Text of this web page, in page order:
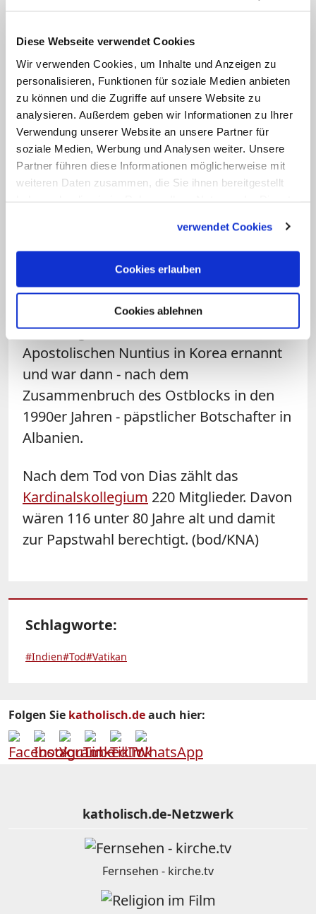
Diese Webseite verwendet Cookies
Wir verwenden Cookies, um Inhalte und Anzeigen zu
personalisieren, Funktionen für soziale Medien anbieten
zu können und die Zugriffe auf unsere Website zu
analysieren. Außerdem geben wir Informationen zu Ihrer
Verwendung unserer Website an unsere Partner für
soziale Medien, Werbung und Analysen weiter. Unsere
Partner führen diese Informationen möglicherweise mit
weiteren Daten zusammen, die Sie ihnen bereitgestellt
verwendet Cookies
Cookies erlauben
Cookies ablehnen
Eifer" und Beitrag für den "geistlichen
und physischen Wiederaufbau der
leidenden Kirche in Albanien" hervor.
Nach dem Ende des Kommunismus war
Dias dort von 1991 bis 1997 päpstlicher
Botschafter.
Begonnen hatte der am 14. April 1936 in
Laufbahn 1964 als Diplomat des Heiligen
Stuhls. Von 1973 bis 1982 war er im
Vatikanischen Staatssekretariat für die
Sowjetunion, Polen, China, Vietnam, Laos
und mehrere Staaten im südlichen Afrika
zuständig. 1987 wurde er zunächst zum
Apostolischen Nuntius in Korea ernannt
und war dann - nach dem
Zusammenbruch des Ostblocks in den
1990er Jahren - päpstlicher Botschafter in
Albanien.
Nach dem Tod von Dias zählt das
Kardinalskollegium 220 Mitglieder. Davon
wären 116 unter 80 Jahre alt und damit
zur Papstwahl berechtigt. (bod/KNA)
Schlagworte:
#Indien#Tod#Vatikan
Folgen Sie katholisch.deauch hier:
katholisch.de-Netzwerk
Fernsehen - kirche.tv